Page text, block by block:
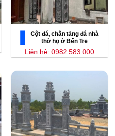
Cột đá, chân tảng đá nhà
thờ họ ở Bến Tre
Liên hệ: 0982.583.000